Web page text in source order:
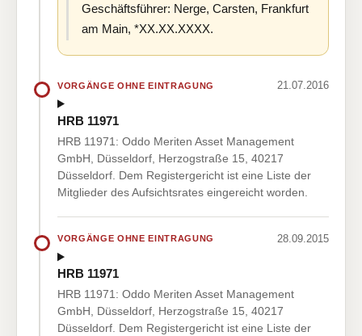
Geschäftsführer: Nerge, Carsten, Frankfurt
am Main, *XX.XX.XXXX.
VORGÄNGE OHNE EINTRAGUNG 21.07.2016
HRB 11971
HRB 11971: Oddo Meriten Asset Management
GmbH, Düsseldorf, Herzogstraße 15, 40217
Düsseldorf. Dem Registergericht ist eine Liste der
Mitglieder des Aufsichtsrates eingereicht worden.
VORGÄNGE OHNE EINTRAGUNG 28.09.2015
HRB 11971
HRB 11971: Oddo Meriten Asset Management
GmbH, Düsseldorf, Herzogstraße 15, 40217
Düsseldorf. Dem Registergericht ist eine Liste der